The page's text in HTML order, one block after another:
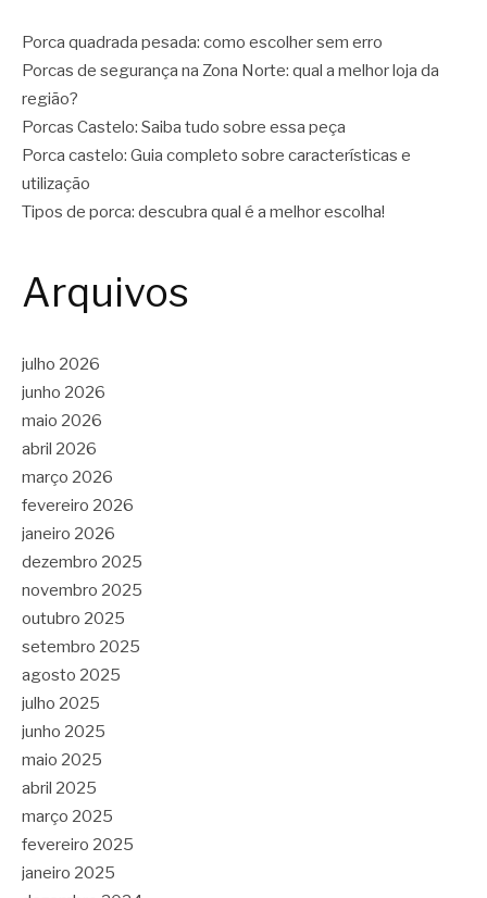
Porca quadrada pesada: como escolher sem erro
Porcas de segurança na Zona Norte: qual a melhor loja da
região?
Porcas Castelo: Saiba tudo sobre essa peça
Porca castelo: Guia completo sobre características e
utilização
Tipos de porca: descubra qual é a melhor escolha!
Arquivos
julho 2026
junho 2026
maio 2026
abril 2026
março 2026
fevereiro 2026
janeiro 2026
dezembro 2025
novembro 2025
outubro 2025
setembro 2025
agosto 2025
julho 2025
junho 2025
maio 2025
abril 2025
março 2025
fevereiro 2025
janeiro 2025